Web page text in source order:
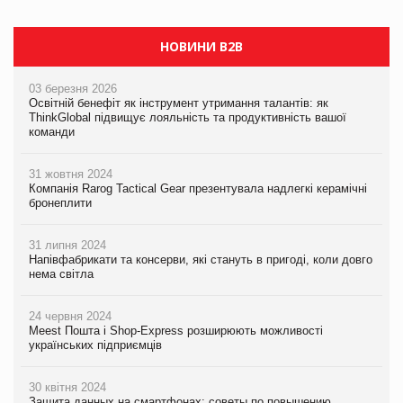
НОВИНИ B2B
03 березня 2026
Освітній бенефіт як інструмент утримання талантів: як
ThinkGlobal підвищує лояльність та продуктивність вашої
команди
31 жовтня 2024
Компанія Rarog Tactical Gear презентувала надлегкі керамічні
бронеплити
31 липня 2024
Напівфабрикати та консерви, які стануть в пригоді, коли довго
нема світла
24 червня 2024
Meest Пошта і Shop-Express розширюють можливості
українських підприємців
30 квітня 2024